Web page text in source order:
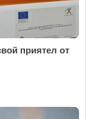
приятел от